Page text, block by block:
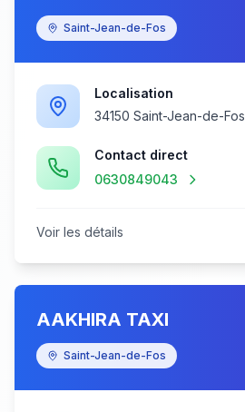
Saint-Jean-de-Fos
Localisation
34150 Saint-Jean-de-Fos
Contact direct
0630849043
Voir les détails
AAKHIRA TAXI
Saint-Jean-de-Fos